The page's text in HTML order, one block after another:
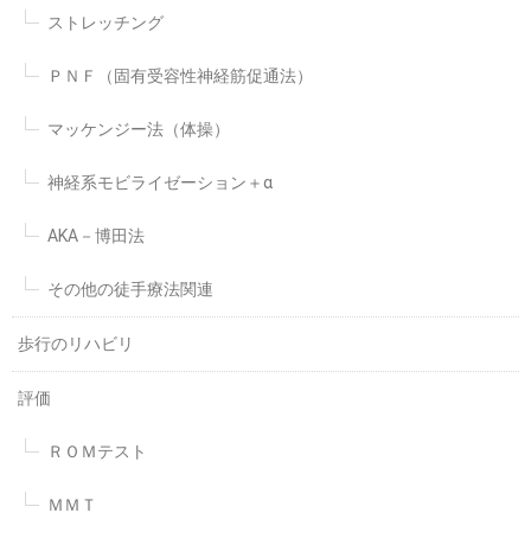
ストレッチング
ＰＮＦ（固有受容性神経筋促通法）
マッケンジー法（体操）
神経系モビライゼーション＋α
AKA－博田法
その他の徒手療法関連
歩行のリハビリ
評価
ＲＯＭテスト
ＭＭＴ